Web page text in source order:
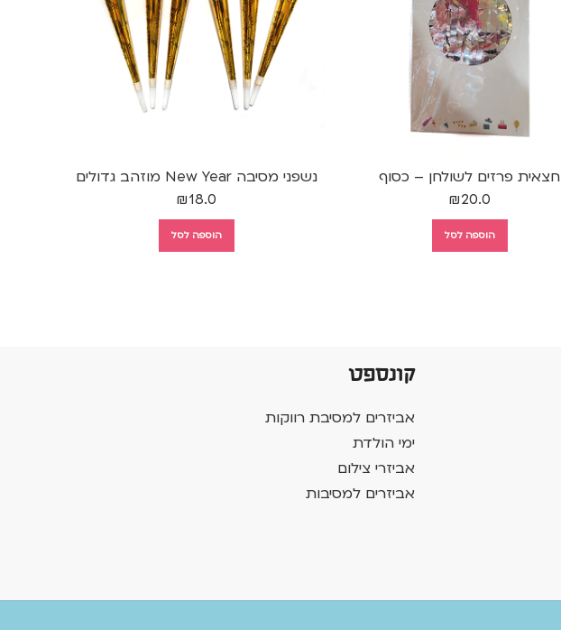
חצאית פרזים לשולחן – כסוף
₪20.0
הוספה לסל
נשפני מסיבה New Year מוזהב גדולים
₪18.0
הוספה לסל
קונספט
אביזרים למסיבת רווקות
ימי הולדת
אביזרי צילום
אביזרים למסיבות